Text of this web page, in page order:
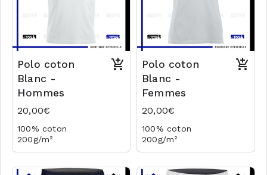
Polo coton
Blanc -
Hommes
20,00€
100% coton
200g/m²
Logo coeur brodé
Polo coton
Blanc -
Femmes
20,00€
100% coton
200g/m²
Logo coeur brodé